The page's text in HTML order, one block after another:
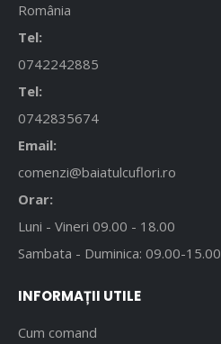
România
Tel:
0742242885
Tel:
0742835674
Email:
comenzi@baiatulcuflori.ro
Orar:
Luni - Vineri 09.00 - 18.00
Sambata - Duminica: 09.00-15.00
INFORMAȚII UTILE
Cum comand